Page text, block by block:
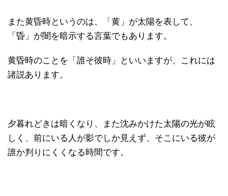
また黄昏時というのは、「黄」が太陽を表して、
「昏」が闇を暗示する言葉でもあります。
黄昏時のことを「誰そ彼時」といいますが、これには
諸説あります。
夕暮れどきは暗くなり、また沈みかけた太陽の光が眩
しく、前にいる人が影でしか見えず、そこにいる彼が
誰か判りにくくなる時間です。